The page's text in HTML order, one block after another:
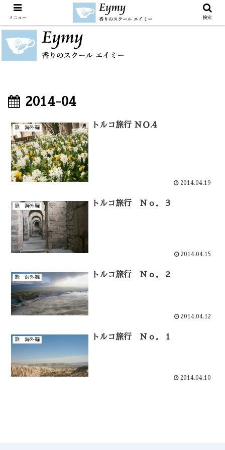
2014-04
旅 海外編 トルコ旅行 ＮＯ.4
2014.04.19
旅 海外編 トルコ旅行 Ｎｏ．３
2014.04.15
旅 海外編 トルコ旅行 Ｎｏ．２
2014.04.12
旅 海外編 トルコ旅行 Ｎｏ．１
2014.04.10
メニュー 検索